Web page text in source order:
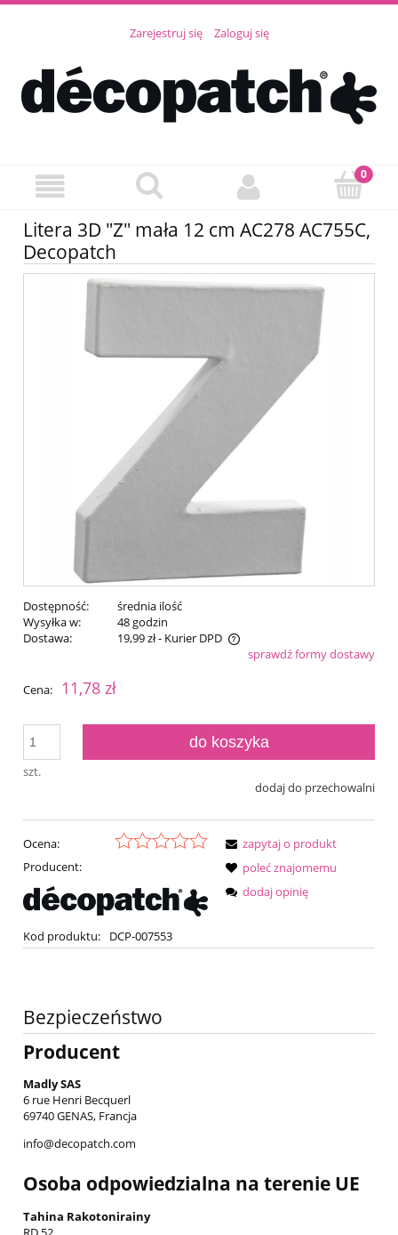
Zarejestruj się Zaloguj się
Litera 3D "Z" mała 12 cm AC278 AC755C,
Decopatch
Dostępność:
średnia ilość
Wysyłka w:
48 godzin
Dostawa:
19,99 zł- Kurier DPD
Cena nie zawiera ewentualnych kosztów płatnościsprawdź formy dostawy
Cena: 11,78 zł
szt.
do koszyka
dodaj do przechowalni
Ocena:
Producent:
Kod produktu: DCP-007553
zapytaj o produkt
poleć znajomemu
dodaj opinię
Bezpieczeństwo
Producent
Madly SAS
6 rue Henri Becquerl
69740 GENAS, Francja
info@decopatch.com
Osoba odpowiedzialna na terenie UE
Tahina Rakotonirainy